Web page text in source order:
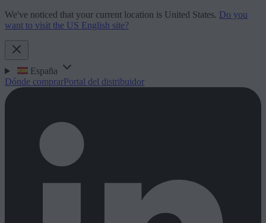
We've noticed that your current location is United States. Do you
want to visit the US English site?
España
Dónde comprarPortal del distribuidor